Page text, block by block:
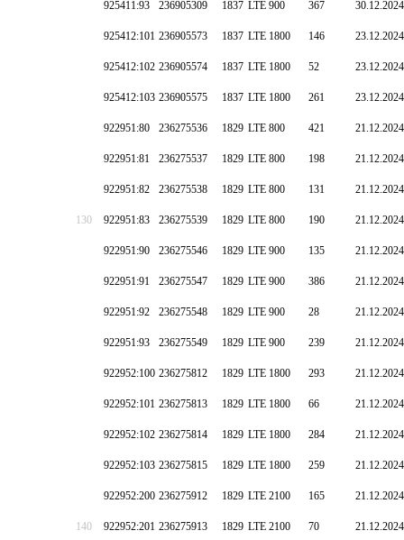
925411:93 236905309 1837 LTE 900 367 30.12.2024
925412:101 236905573 1837 LTE 1800 146 23.12.2024
925412:102 236905574 1837 LTE 1800 52 23.12.2024
925412:103 236905575 1837 LTE 1800 261 23.12.2024
922951:80 236275536 1829 LTE 800 421 21.12.2024
922951:81 236275537 1829 LTE 800 198 21.12.2024
922951:82 236275538 1829 LTE 800 131 21.12.2024
130 922951:83 236275539 1829 LTE 800 190 21.12.2024
922951:90 236275546 1829 LTE 900 135 21.12.2024
922951:91 236275547 1829 LTE 900 386 21.12.2024
922951:92 236275548 1829 LTE 900 28 21.12.2024
922951:93 236275549 1829 LTE 900 239 21.12.2024
922952:100 236275812 1829 LTE 1800 293 21.12.2024
922952:101 236275813 1829 LTE 1800 66 21.12.2024
922952:102 236275814 1829 LTE 1800 284 21.12.2024
922952:103 236275815 1829 LTE 1800 259 21.12.2024
922952:200 236275912 1829 LTE 2100 165 21.12.2024
140 922952:201 236275913 1829 LTE 2100 70 21.12.2024